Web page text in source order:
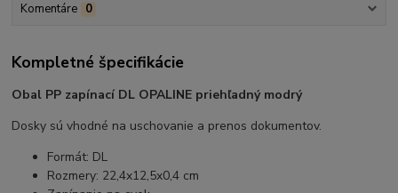
Komentáre 0
Kompletné špecifikácie
Obal PP zapínací DL OPALINE priehľadný modrý
Dosky sú vhodné na uschovanie a prenos dokumentov.
Formát: DL
Rozmery: 22,4x12,5x0,4 cm